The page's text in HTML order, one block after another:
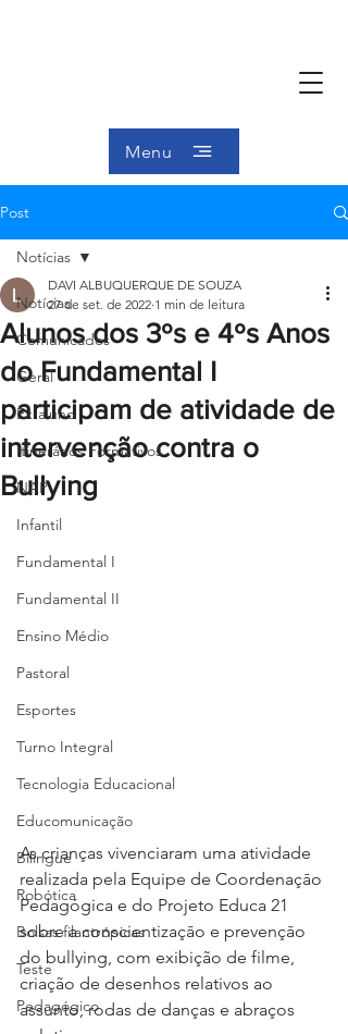
Menu
Post
Notícias
Comunicados
Geral
Ex-aluno
Itinerários Formativos
NAP
Infantil
Fundamental I
Fundamental II
Ensino Médio
Pastoral
Esportes
Turno Integral
Tecnologia Educacional
Educomunicação
Bilíngue
Robótica
Bolsas filantrópicas
Teste
Pedagógico
Notícias
Alunos dos 3ºs e 4ºs Anos
do Fundamental I
participam de atividade de
intervenção contra o
Bullying
DAVI ALBUQUERQUE DE SOUZA
27 de set. de 2022 1 min de leitura
As crianças vivenciaram uma atividade
realizada pela Equipe de Coordenaçāo
Pedagógica e do Projeto Educa 21
sobre a conscientizaçāo e prevençāo
do bullying, com exibição de filme,
criação de desenhos relativos ao
assunto, rodas de danças e abraços